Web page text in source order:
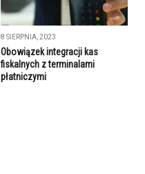
8 SIERPNIA, 2023
Obowiązek integracji kas
fiskalnych z terminalami
płatniczymi